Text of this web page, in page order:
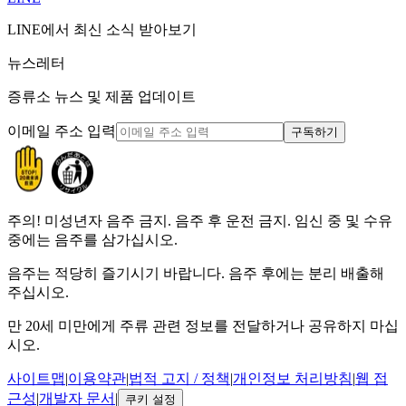
LINE에서 최신 소식 받아보기
뉴스레터
증류소 뉴스 및 제품 업데이트
이메일 주소 입력 구독하기
주의! 미성년자 음주 금지. 음주 후 운전 금지. 임신 중 및 수유
중에는 음주를 삼가십시오.
음주는 적당히 즐기시기 바랍니다. 음주 후에는 분리 배출해
주십시오.
만 20세 미만에게 주류 관련 정보를 전달하거나 공유하지 마십
시오.
사이트맵|이용약관|법적 고지 / 정책|개인정보 처리방침|웹 접
근성|개발자 문서 | 쿠키 설정